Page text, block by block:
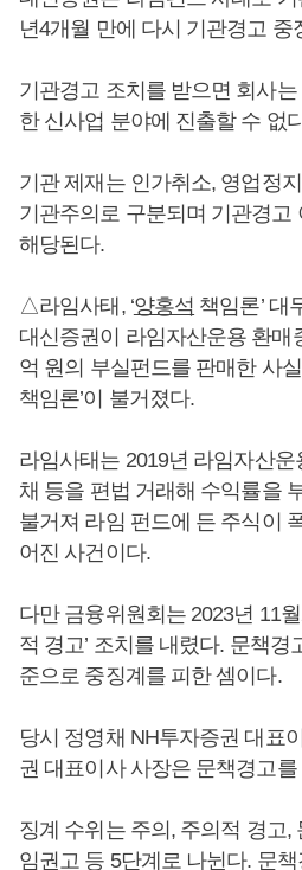
년4개월 만에 다시 기관경고 중
기관경고 조치를 받으면 회사
한 신사업 분야에 진출할 수 없
기관 제재는 인가취소, 영업정
기관주의로 구분되며 기관경고
해당된다.
△라임사태, ‘양홍석 책임론’ 대
대신증권이 라임자산운용 환매
억 원의 부실펀드를 판매한 사
책임론’이 불거졌다.
라임사태는 2019년 라임자산
채 등을 편법 거래해 수익률을
불거져 라임 펀드에 든 주식이
어진 사건이다.
다만 금융위원회는 2023년 11
적 경고’ 조치를 내렸다. 문책경
준으로 중징계를 피한 셈이다.
당시 정영채 NH투자증권 대표
권 대표이사 사장은 문책경고를
징계 수위는 주의, 주의적 경고,
임권고 등 5단계로 나뉜다. 문